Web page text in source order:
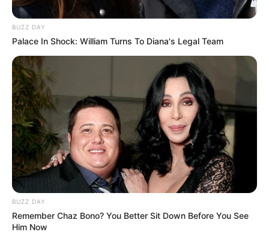
BUZZ DAY
Palace In Shock: William Turns To Diana's Legal Team
BUZZ DAY
Remember Chaz Bono? You Better Sit Down Before You See
Him Now